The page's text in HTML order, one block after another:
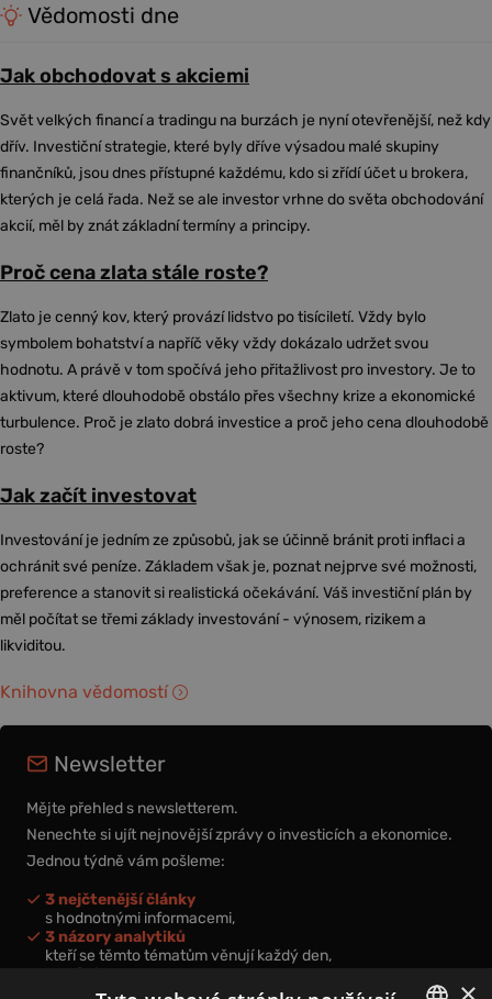
Vědomosti dne
Jak obchodovat s akciemi
Svět velkých financí a tradingu na burzách je nyní otevřenější, než kdy
dřív. Investiční strategie, které byly dříve výsadou malé skupiny
finančníků, jsou dnes přístupné každému, kdo si zřídí účet u brokera,
kterých je celá řada. Než se ale investor vrhne do světa obchodování
akcií, měl by znát základní termíny a principy.
Proč cena zlata stále roste?
Zlato je cenný kov, který provází lidstvo po tisíciletí. Vždy bylo
symbolem bohatství a napříč věky vždy dokázalo udržet svou
hodnotu. A právě v tom spočívá jeho přitažlivost pro investory. Je to
aktivum, které dlouhodobě obstálo přes všechny krize a ekonomické
turbulence. Proč je zlato dobrá investice a proč jeho cena dlouhodobě
roste?
Jak začít investovat
Investování je jedním ze způsobů, jak se účinně bránit proti inflaci a
ochránit své peníze. Základem však je, poznat nejprve své možnosti,
preference a stanovit si realistická očekávání. Váš investiční plán by
měl počítat se třemi základy investování - výnosem, rizikem a
likviditou.
Knihovna vědomostí
Newsletter
Mějte přehled s newsletterem.
Nenechte si ujít nejnovější zprávy o investicích a ekonomice.
Jednou týdně vám pošleme:
3 nejčtenější články
s hodnotnými informacemi,
3 názory analytiků
kteří se těmto tématům věnují každý den,
nová videa a podcasty
k prohloubení vašich znalostí.